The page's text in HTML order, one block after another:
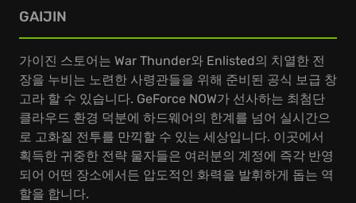
GAIJIN
가이진 스토어는 War Thunder와 Enlisted의 치열한 전
장을 누비는 노련한 사령관들을 위해 준비된 공식 보급 창
고라 할 수 있습니다. GeForce NOW가 선사하는 최첨단
클라우드 환경 덕분에 하드웨어의 한계를 넘어 실시간으
로 고화질 전투를 만끽할 수 있는 세상입니다. 이곳에서
획득한 귀중한 전략 물자들은 여러분의 계정에 즉각 반영
되어 어떤 장소에서든 압도적인 화력을 발휘하게 돕는 역
할을 합니다.